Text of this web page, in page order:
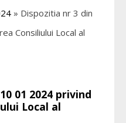
» Dispozitia nr 3 din
Consiliului Local al
01 2024 privind
Local al